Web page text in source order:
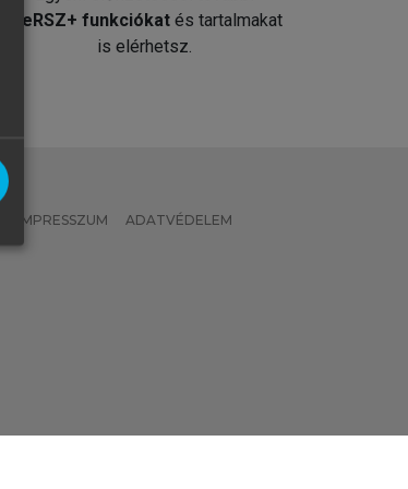
MeRSZ+ funkciókat és tartalmakat
is elérhetsz.
IMPRESSZUM ADATVÉDELEM